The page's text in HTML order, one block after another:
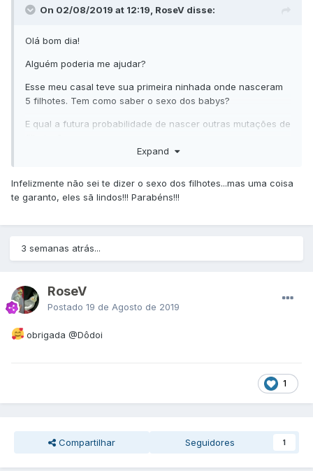
On 02/08/2019 at 12:19, RoseV disse:
Olá bom dia!
Alguém poderia me ajudar?
Esse meu casal teve sua primeira ninhada onde nasceram
5 filhotes. Tem como saber o sexo dos babys?
E qual a futura probabilidade de nascer outras mutações de
Expand
Infelizmente não sei te dizer o sexo dos filhotes...mas uma coisa
te garanto, eles sã lindos!!! Parabéns!!!
3 semanas atrás...
RoseV
Postado 19 de Agosto de 2019
obrigada@Dôdoi
1
Compartilhar Seguidores 1